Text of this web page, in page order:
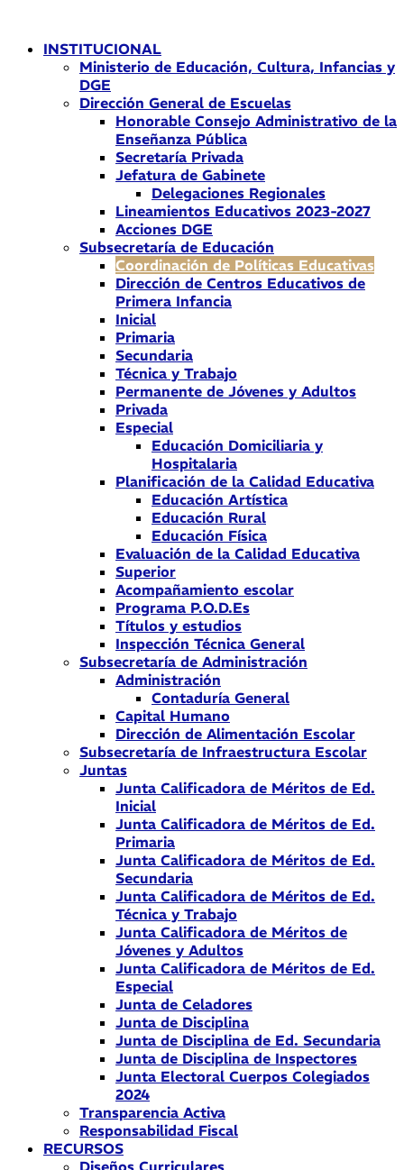
contenidoINSTITUCIONAL
Ministerio de Educación, Cultura, Infancias y
DGE
Dirección General de Escuelas
Honorable Consejo Administrativo de la
Enseñanza Pública
Secretaría Privada
Jefatura de Gabinete
Delegaciones Regionales
Lineamientos Educativos 2023-2027
Acciones DGE
Subsecretaría de Educación
Coordinación de Políticas Educativas
Dirección de Centros Educativos de
Primera Infancia
Inicial
Primaria
Secundaria
Técnica y Trabajo
Permanente de Jóvenes y Adultos
Privada
Especial
Educación Domiciliaria y
Hospitalaria
Planificación de la Calidad Educativa
Educación Artística
Educación Rural
Educación Física
Evaluación de la Calidad Educativa
Superior
Acompañamiento escolar
Programa P.O.D.Es
Títulos y estudios
Inspección Técnica General
Subsecretaría de Administración
Administración
Contaduría General
Capital Humano
Dirección de Alimentación Escolar
Subsecretaría de Infraestructura Escolar
Juntas
Junta Calificadora de Méritos de Ed.
Inicial
Junta Calificadora de Méritos de Ed.
Primaria
Junta Calificadora de Méritos de Ed.
Secundaria
Junta Calificadora de Méritos de Ed.
Técnica y Trabajo
Junta Calificadora de Méritos de
Jóvenes y Adultos
Junta Calificadora de Méritos de Ed.
Especial
Junta de Celadores
Junta de Disciplina
Junta de Disciplina de Ed. Secundaria
Junta de Disciplina de Inspectores
Junta Electoral Cuerpos Colegiados
2024
Transparencia Activa
Responsabilidad Fiscal
RECURSOS
Diseños Curriculares